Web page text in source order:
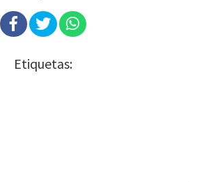
Etiquetas: